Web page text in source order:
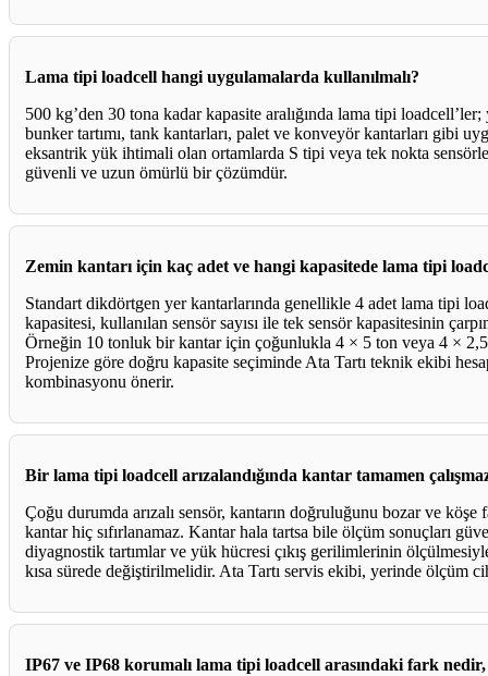
Lama tipi loadcell hangi uygulamalarda kullanılmalı?
500 kg’den 30 tona kadar kapasite aralığında lama tipi
bunker tartımı, tank kantarları, palet ve konveyör kantarları gibi
eksantrik yük ihtimali olan ortamlarda S tipi veya tek nokta
güvenli ve uzun ömürlü bir çözümdür.
Zemin kantarı için kaç adet ve hangi kapasitede lama tipi
Standart dikdörtgen yer kantarlarında genellikle 4 adet lama tipi
kapasitesi, kullanılan sensör sayısı ile tek sensör kapasitesinin
Örneğin 10 tonluk bir kantar için çoğunlukla 4 × 5 ton veya 4 ×
Projenize göre doğru kapasite seçiminde Ata Tartı teknik ekibi
kombinasyonu önerir.
Bir lama tipi loadcell arızalandığında kantar tamamen
Çoğu durumda arızalı sensör, kantarın doğruluğunu bozar ve köşe
kantar hiç sıfırlanamaz. Kantar hala tartsa bile ölçüm sonuçları
diyagnostik tartımlar ve yük hücresi çıkış gerilimlerinin
kısa sürede değiştirilmelidir. Ata Tartı servis ekibi, yerinde ölçüm
IP67 ve IP68 korumalı lama tipi loadcell arasındaki fark